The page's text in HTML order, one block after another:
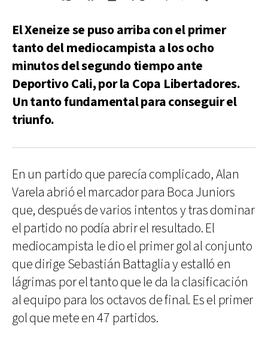
El Xeneize se puso arriba con el primer
tanto del mediocampista a los ocho
minutos del segundo tiempo ante
Deportivo Cali, por la Copa Libertadores.
Un tanto fundamental para conseguir el
triunfo.
En un partido que parecía complicado, Alan
Varela abrió el marcador para Boca Juniors
que, después de varios intentos y tras dominar
el partido no podía abrir el resultado. El
mediocampista le dio el primer gol al conjunto
que dirige Sebastián Battaglia y estalló en
lágrimas por el tanto que le da la clasificación
al equipo para los octavos de final. Es el primer
gol que mete en 47 partidos.